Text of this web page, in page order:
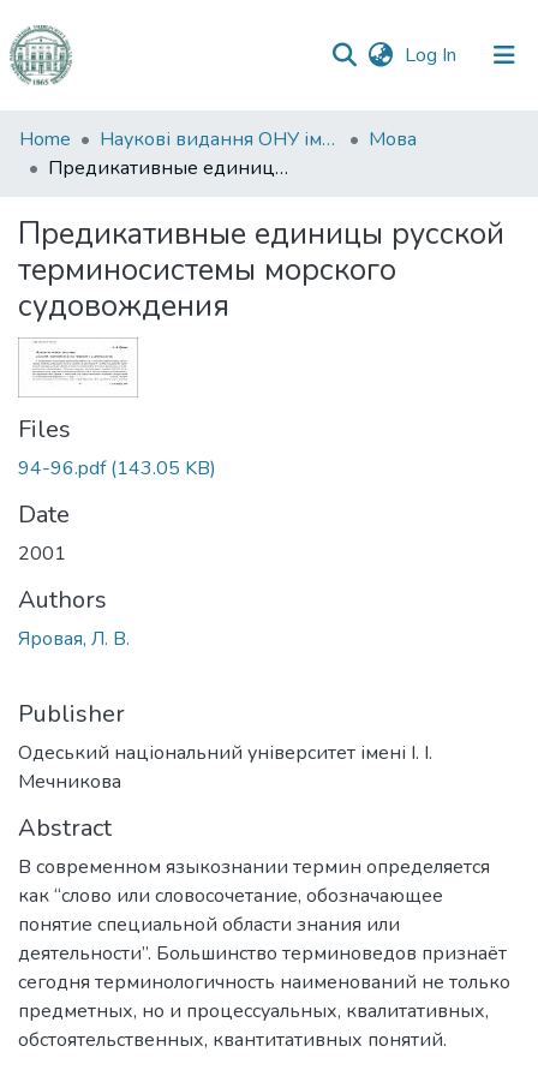
Log In (current)
Communities
&
All of DSpace
Statistics
Home Наукові видання ОНУ імені І. І. Мечникова
Мова
Предикативные единицы русской терминосистемы морского судовождения
Предикативные единицы русской
терминосистемы морского
судовождения
Files
94-96.pdf(143.05 KB)
Date
2001
Authors
Яровая, Л. В.
Publisher
Одеський національний університет імені І. І.
Мечникова
Abstract
В современном языкознании термин определяется
как “слово или словосочетание, обозначающее
понятие специальной области знания или
деятельности”. Большинство терминоведов признаёт
сегодня терминологичность наименований не только
предметных, но и процессуальных, квалитативных,
обстоятельственных, квантитативных понятий.